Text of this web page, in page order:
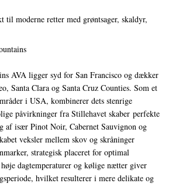
til moderne retter med grøntsager, skaldyr,
AVA ligger syd for San Francisco og dækker
Santa Clara og Santa Cruz Counties. Som et
i USA, kombinerer dets stenrige
påvirkninger fra Stillehavet skaber perfekte
af især Pinot Noir, Cabernet Sauvignon og
veksler mellem skov og skråninger
strategisk placeret for optimal
dagtemperaturer og kølige nætter giver
hvilket resulterer i mere delikate og